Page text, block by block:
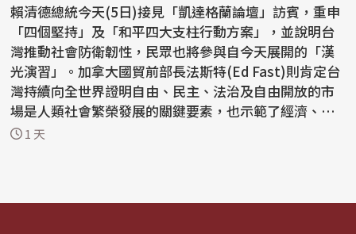
賴清德總統今天(5日)接見「凱達格蘭論壇」訪賓，重申
「四個堅持」及「和平四大支柱行動方案」，並說明台
灣推動社會防衛韌性，民眾也將參與自今天展開的「漢
光演習」。加拿大國貿前部長法斯特(Ed Fast)則肯定台
灣持續向全世界證明自由、民主、法治及自由開放的市
場是人類社會繁榮發展的關鍵要素，也示範了經濟、科
技及人...
1 天